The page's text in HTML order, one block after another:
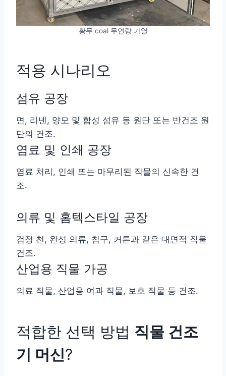
황무 coal 무연량 가열
적용 시나리오
섬유 공장
면, 리넨, 양모 및 합성 섬유 등 원단 또는 반건조 원
단의 건조.
염료 및 인쇄 공장
염료 처리, 인쇄 또는 마무리된 직물의 신속한 건
조.
의류 및 홈텍스타일 공장
검정 천, 완성 의류, 침구, 커튼과 같은 대면적 직물
건조.
산업용 직물 가공
의료 직물, 산업용 여과 직물, 보호 직물 등 건조.
적합한 선택 방법 직물 건조
기 머신?